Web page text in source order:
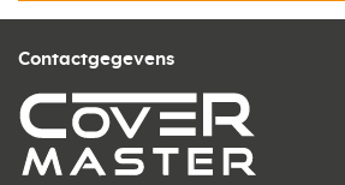
Contactgegevens